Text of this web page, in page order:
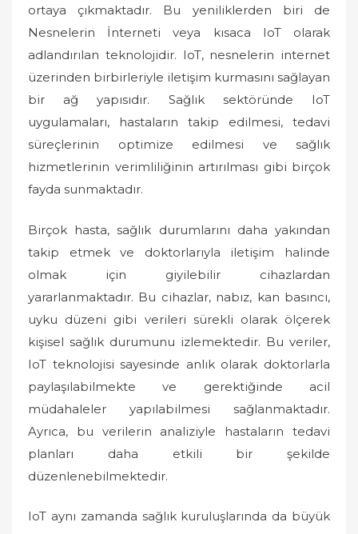
ortaya çıkmaktadır. Bu yeniliklerden biri de
Nesnelerin İnterneti veya kısaca IoT olarak
adlandırılan teknolojidir. IoT, nesnelerin internet
üzerinden birbirleriyle iletişim kurmasını sağlayan
bir ağ yapısıdır. Sağlık sektöründe IoT
uygulamaları, hastaların takip edilmesi, tedavi
süreçlerinin optimize edilmesi ve sağlık
hizmetlerinin verimliliğinin artırılması gibi birçok
fayda sunmaktadır.
Birçok hasta, sağlık durumlarını daha yakından
takip etmek ve doktorlarıyla iletişim halinde
olmak için giyilebilir cihazlardan
yararlanmaktadır. Bu cihazlar, nabız, kan basıncı,
uyku düzeni gibi verileri sürekli olarak ölçerek
kişisel sağlık durumunu izlemektedir. Bu veriler,
IoT teknolojisi sayesinde anlık olarak doktorlarla
paylaşılabilmekte ve gerektiğinde acil
müdahaleler yapılabilmesi sağlanmaktadır.
Ayrıca, bu verilerin analiziyle hastaların tedavi
planları daha etkili bir şekilde
düzenlenebilmektedir.
IoT aynı zamanda sağlık kuruluşlarında da büyük